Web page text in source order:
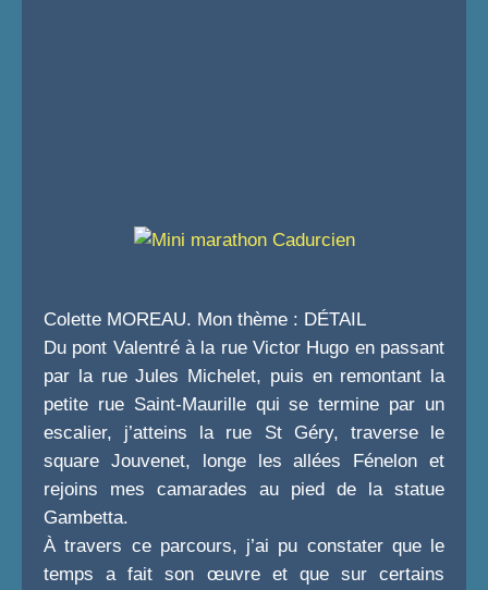
Colette MOREAU. Mon thème : DÉTAIL
Du pont Valentré à la rue Victor Hugo en passant
par la rue Jules Michelet, puis en remontant la
petite rue Saint-Maurille qui se termine par un
escalier, j’atteins la rue St Géry, traverse le
square Jouvenet, longe les allées Fénelon et
rejoins mes camarades au pied de la statue
Gambetta.
À travers ce parcours, j’ai pu constater que le
temps a fait son œuvre et que sur certains